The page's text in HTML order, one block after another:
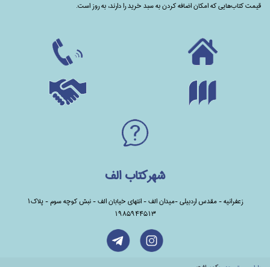
قیمت کتاب‌هایی که امکان اضافه کردن به سبد خرید را دارند،‌ به روز است.
شهرکتاب الف
زعفرانیه - مقدس اردبیلی -میدان الف - انتهای خیابان الف - نبش کوچه سوم - پلاک1
1985944513